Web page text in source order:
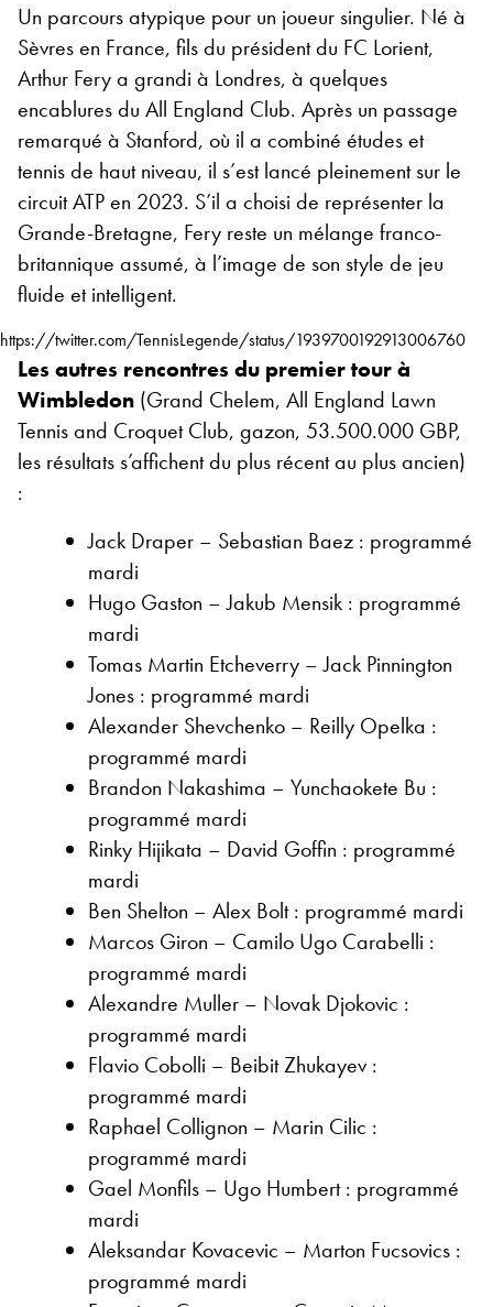
Un parcours atypique pour un joueur singulier. Né à
Sèvres en France, fils du président du FC Lorient,
Arthur Fery a grandi à Londres, à quelques
encablures du All England Club. Après un passage
remarqué à Stanford, où il a combiné études et
tennis de haut niveau, il s’est lancé pleinement sur le
circuit ATP en 2023. S’il a choisi de représenter la
Grande-Bretagne, Fery reste un mélange franco-
britannique assumé, à l’image de son style de jeu
fluide et intelligent.
https://twitter.com/TennisLegende/status/1939700192913006760
Les autres rencontres du premier tour à
Wimbledon (Grand Chelem, All England Lawn
Tennis and Croquet Club, gazon, 53.500.000 GBP,
les résultats s’affichent du plus récent au plus ancien)
:
Jack Draper – Sebastian Baez : programmé
mardi
Hugo Gaston – Jakub Mensik : programmé
mardi
Tomas Martin Etcheverry – Jack Pinnington
Jones : programmé mardi
Alexander Shevchenko – Reilly Opelka :
programmé mardi
Brandon Nakashima – Yunchaokete Bu :
programmé mardi
Rinky Hijikata – David Goffin : programmé
mardi
Ben Shelton – Alex Bolt : programmé mardi
Marcos Giron – Camilo Ugo Carabelli :
programmé mardi
Alexandre Muller – Novak Djokovic :
programmé mardi
Flavio Cobolli – Beibit Zhukayev :
programmé mardi
Raphael Collignon – Marin Cilic :
programmé mardi
Gael Monfils – Ugo Humbert : programmé
mardi
Aleksandar Kovacevic – Marton Fucsovics :
programmé mardi